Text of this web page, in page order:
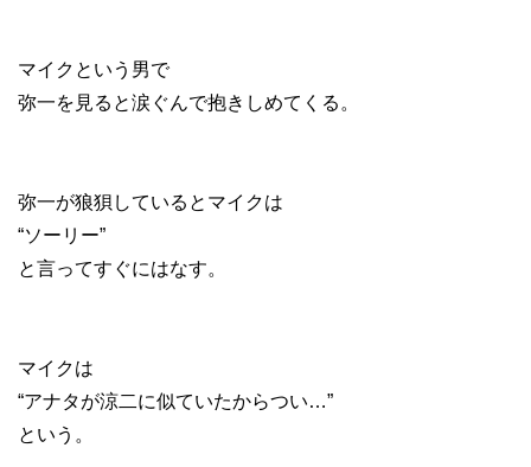
マイクという男で
弥一を見ると涙ぐんで抱きしめてくる。
弥一が狼狽しているとマイクは
“ソーリー”
と言ってすぐにはなす。
マイクは
“アナタが涼二に似ていたからつい…”
という。